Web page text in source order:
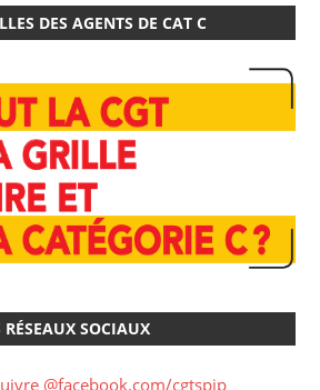
DES AGENTS DE CAT C
SOCIAUX
@facebook.com/cgtspip